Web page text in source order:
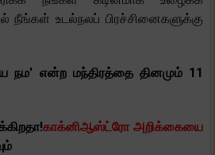
நீங்கள் உடல்நலப் பிரச்சினைகளுக்கு
நம' என்ற மந்திரத்தை தினமும் 11
காக்னிஆஸ்ட்ரோ அறிக்கையை